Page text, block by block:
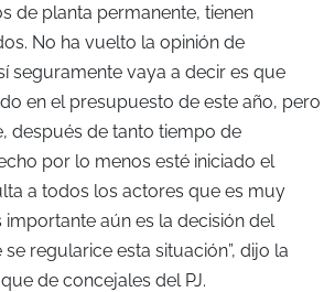
de planta permanente, tienen
No ha vuelto la opinión de
seguramente vaya a decir es que
en el presupuesto de este año, pero
después de tanto tiempo de
por lo menos esté iniciado el
a todos los actores que es muy
aún es la decisión del
regularice esta situación”, dijo la
de concejales del PJ.